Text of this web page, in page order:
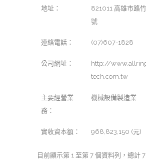
地址：
821011 高雄市路
號
連絡電話： (07)607-1828
公司網址：
http://
tech.com.tw
主要經營業
務：
機械設備製造業
實收資本額： 968,823,150 (元)
目前顯示第 1 至第 7 個資料列，總計